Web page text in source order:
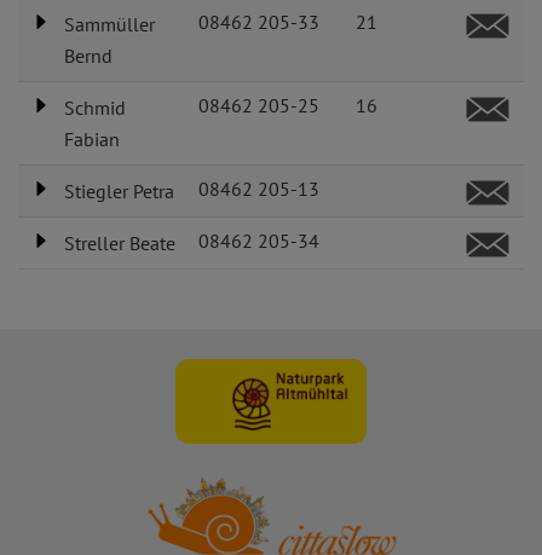
Sammüller
Bernd
08462 205-33 21
Schmid
Fabian
08462 205-25 16
Stiegler Petra 08462 205-13
Streller Beate 08462 205-34